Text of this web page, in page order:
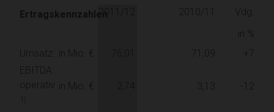
Ertragskennzahlen 2010/11
Vdg.
in %
Umsatz
in Mio. € 71,09
+7
EBITDA
operativ in Mio. € 3,13